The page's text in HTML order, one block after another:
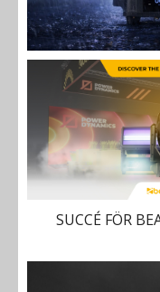
SUCCÉ FÖR